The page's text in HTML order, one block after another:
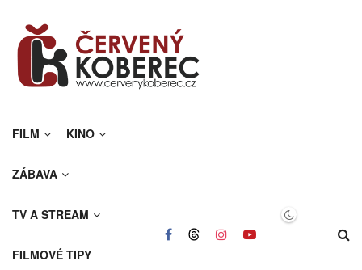
FILM KINO
ZÁBAVA
TV A STREAM
FILMOVÉ TIPY